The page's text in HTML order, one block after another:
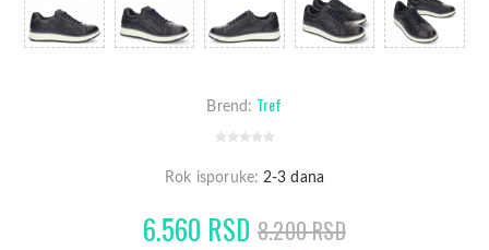
Brend: Tref
Rok isporuke: 2-3 dana
6.560 RSD 8.200 RSD